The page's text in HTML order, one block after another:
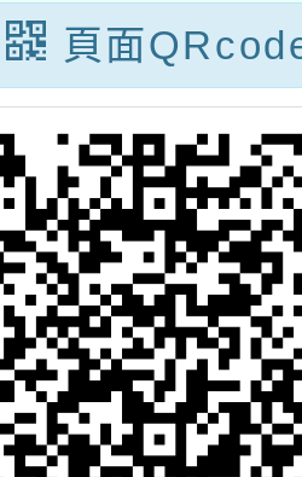
知識
活動
頁面